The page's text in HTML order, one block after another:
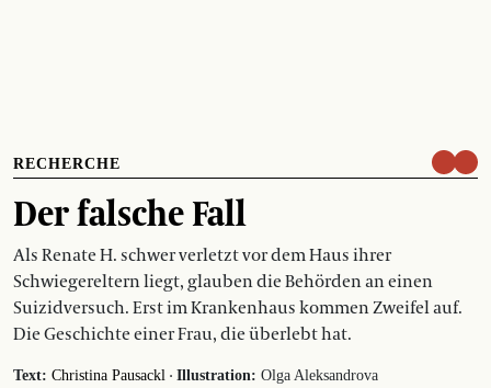
RECHERCHE
Der falsche Fall
Als Renate H. schwer verletzt vor dem Haus ihrer
Schwiegereltern liegt, glauben die Behörden an einen
Suizidversuch. Erst im Krankenhaus kommen Zweifel auf.
Die Geschichte einer Frau, die überlebt hat.
Text: Christina Pausackl · Illustration: Olga Aleksandrova